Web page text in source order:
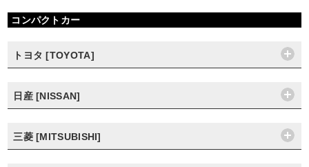
コンパクトカー
トヨタ [TOYOTA]
日産 [NISSAN]
三菱 [MITSUBISHI]